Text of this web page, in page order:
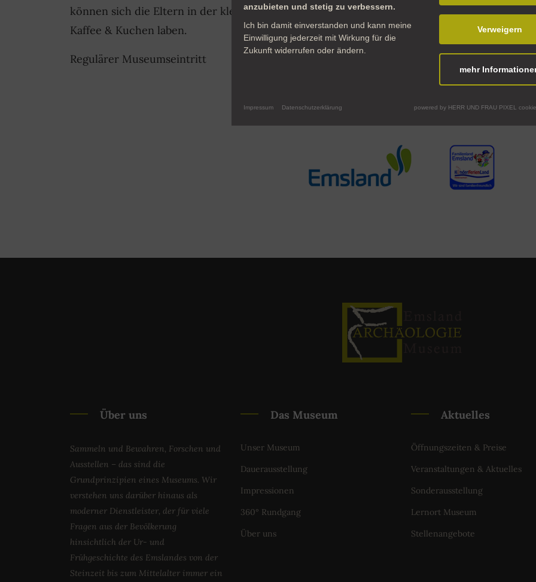
können sich die Eltern in der kleinen Museums-Caféteria an
Kaffee & Kuchen laben.
Regulärer Museumseintritt
Über uns
Sammeln und Bewahren, Forschen und
Ausstellen – das sind die
Grundprinzipien eines Museums. Wir
verstehen uns darüber hinaus als
moderner Dienstleister, der für viele
Fragen aus der Bevölkerung
hinsichtlich der Ur- und
Frühgeschichte des Emslandes von der
Steinzeit bis zum Mittelalter immer ein
Das Museum
Unser Museum
Dauerausstellung
Impressionen
360° Rundgang
Über uns
Aktuelles
Öffnungszeiten & Preise
Veranstaltungen & Aktuelles
Sonderausstellung
Lernort Museum
Stellenangebote
anzubieten und stetig zu verbessern.
Ich bin damit einverstanden und kann meine
Einwilligung jederzeit mit Wirkung für die
Zukunft widerrufen oder ändern.
Verweigern
mehr
Impressum Datenschutzerklärung powered by HERR UND FRAU PIXEL